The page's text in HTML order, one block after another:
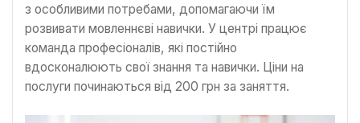
з особливими потребами, допомагаючи їм
розвивати мовленнєві навички. У центрі працює
команда професіоналів, які постійно
вдосконалюють свої знання та навички. Ціни на
послуги починаються від 200 грн за заняття.